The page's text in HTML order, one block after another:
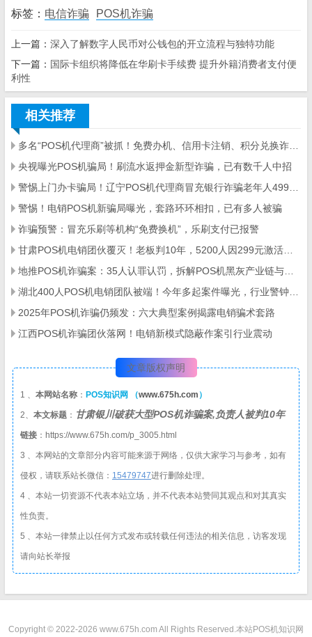
标签： 电信诈骗 POS机诈骗
上一篇： 深入了解数字人民币对公钱包的开立流程与独特功能
下一篇： 国际卡组织将降低在华刷卡手续费 提升外籍消费者支付便
利性
相关推荐
央视曝光POS机骗局！刷流水返押金新型诈骗，已有数千人中招
警惕！电销POS机新骗局曝光，套路环环相扣，已有多人被骗
诈骗预警：冒充乐刷等机构“免费换机”，乐刷支付已报警
2025年POS机诈骗仍频发：六大典型案例揭露电销骗术套路
江西POS机诈骗团伙落网！电销新模式隐蔽作案引行业震动
文章版权声明
1 、 本网站名称 ： POS知识网 （www.675h.com ）
2、 本文标题 ： 甘肃银川破获大型POS机诈骗案,负责人被判10年
链接 ：https://www.675h.com/p_3005.html
3 、本网站的文章部分内容可能来源于网络，仅供大家学习与参考，如有
侵权，请联系站长微信： 15479747进行删除处理。
4 、本站一切资源不代表本站立场，并不代表本站赞同其观点和对其真实
性负责。
5 、本站一律禁止以任何方式发布或转载任何违法的相关信息，访客发现
请向站长举报
Copyright © 2022-2026 www.675h.com All Rights Reserved.本站POS机知识网